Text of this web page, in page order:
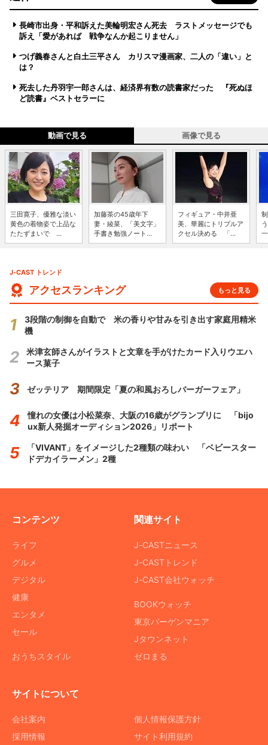
長崎市出身・平和訴えた美輪明宏さん死去 ラストメッセージでも
訴え「愛があれば 戦争なんか起こりません」
つげ義春さんと白土三平さん カリスマ漫画家、二人の「違い」と
は？
死去した丹羽宇一郎さんは、経済界有数の読書家だった 『死ぬほ
ど読書』ベストセラーに
動画で見る 画像で見る
三田寛子、優雅な淡い
黄色の着物姿で上品な
たたずまいで ...
加藤茶の45歳年下
妻・綾菜、「美文字」
手書き勉強ノート...
フィギュア・中井亜
美、華麗にトリプルア
クセル決める 「...
J-CAST トレンド
アクセスランキング もっと見る
3段階の制御を自動で 米の香りや甘みを引き出す家庭用精米
機
米津玄師さんがイラストと文章を手がけたカード入りウエハ
ース菓子
ゼッテリア 期間限定「夏の和風おろしバーガーフェア」
憧れの女優は小松菜奈、大阪の16歳がグランプリに 「bijo
ux新人発掘オーディション2026」リポート
「VIVANT」をイメージした2種類の味わい 「ベビースター
ドデカイラーメン」2種
コンテンツ
ライフ
グルメ
デジタル
健康
エンタメ
セール
おうちスタイル
関連サイト
J-CASTニュース
J-CASTトレンド
J-CAST会社ウォッチ
BOOKウォッチ
東京バーゲンマニア
Jタウンネット
ゼロまる
サイトについて
会社案内
採用情報
個人情報保護方針
サイト利用規約